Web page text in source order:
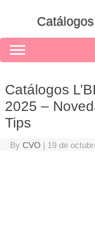
Catálogos
2025 –
Tips
By CVO | 19 de